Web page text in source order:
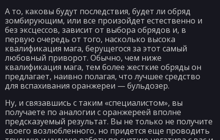
А то, каковы будут последствия, будет ли обряд
зомбирующим, или все произойдет естественно и
без эксцессов, зависит от выбора обрядов и, в
первую очередь от того, насколько высока
квалификация мага, берущегося за этот самый
любовный приворот. Обычно, чем ниже
квалификация мага, тем более жесткие обряды он
предлагает, наивно полагая, что лучшее средство
для вспахивания оранжереи — бульдозер.
Ну, и связавшись с таким «специалистом», вы
получаете по аналогии с оранжереей вполне
предсказуемый результат. Вы не только не получите
своего возлюбленного, но придется еще проводить